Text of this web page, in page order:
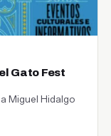
Gato Fest
Miguel Hidalgo